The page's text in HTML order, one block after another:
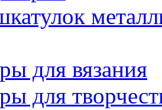
для вязания
для